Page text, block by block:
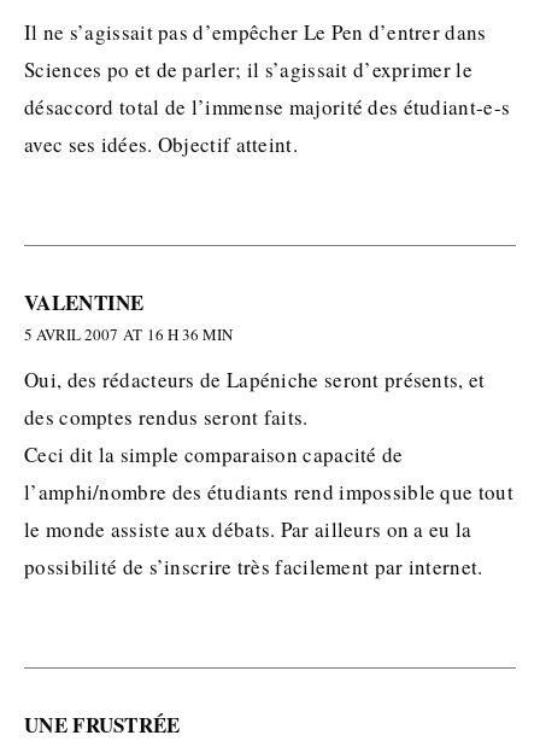
Il ne s’agissait pas d’empêcher Le Pen d’entrer dans
Sciences po et de parler; il s’agissait d’exprimer le
désaccord total de l’immense majorité des étudiant-e-s
avec ses idées. Objectif atteint.
VALENTINE
5 AVRIL 2007 AT 16 H 36 MIN
Oui, des rédacteurs de Lapéniche seront présents, et
des comptes rendus seront faits.
Ceci dit la simple comparaison capacité de
l’amphi/nombre des étudiants rend impossible que tout
le monde assiste aux débats. Par ailleurs on a eu la
possibilité de s’inscrire très facilement par internet.
UNE FRUSTRÉE